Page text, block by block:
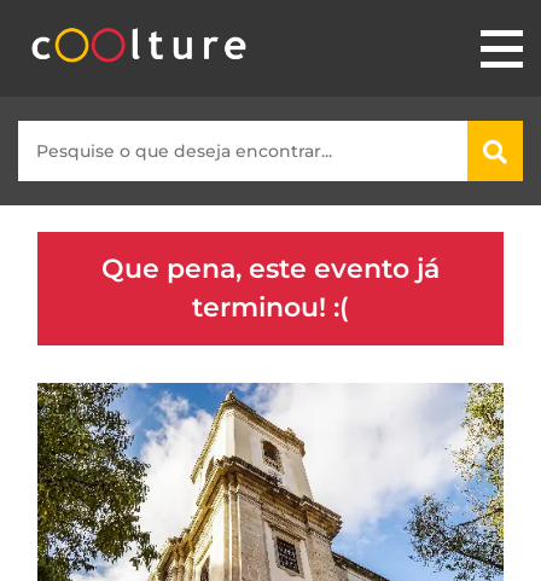
Que pena, este evento já
terminou! :(